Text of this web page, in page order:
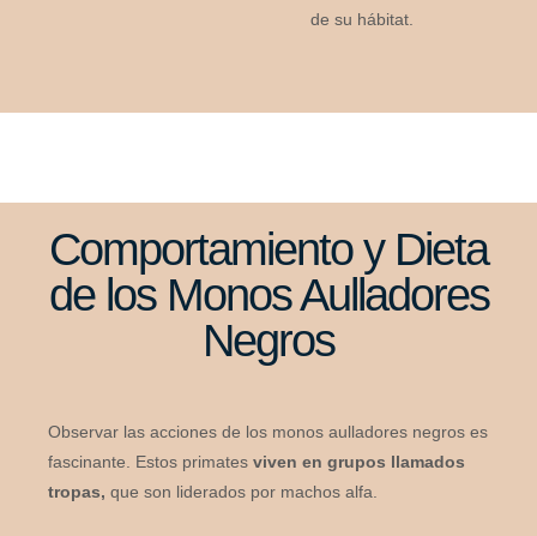
de su hábitat.
Comportamiento y Dieta
de los Monos Aulladores
Negros
Observar las acciones de los monos aulladores negros es
fascinante. Estos primates viven en grupos llamados
tropas, que son liderados por machos alfa.